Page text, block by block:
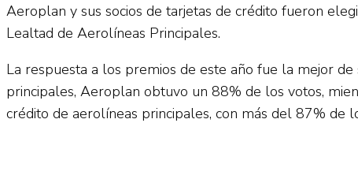
Aeroplan y sus socios de tarjetas de crédito fueron
Lealtad de Aerolíneas Principales.
La respuesta a los premios de este año fue la mejor de
principales, Aeroplan obtuvo un 88% de los votos,
crédito de aerolíneas principales, con más del 87% de